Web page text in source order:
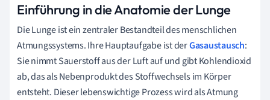
Einführung in die Anatomie der Lunge
Die Lunge ist ein zentraler Bestandteil des menschlichen
Atmungssystems. Ihre Hauptaufgabe ist derGasaustausch:
Sie nimmt Sauerstoff aus der Luft auf und gibt Kohlendioxid
ab, das als Nebenprodukt des Stoffwechsels im Körper
entsteht. Dieser lebenswichtige Prozess wird als Atmung